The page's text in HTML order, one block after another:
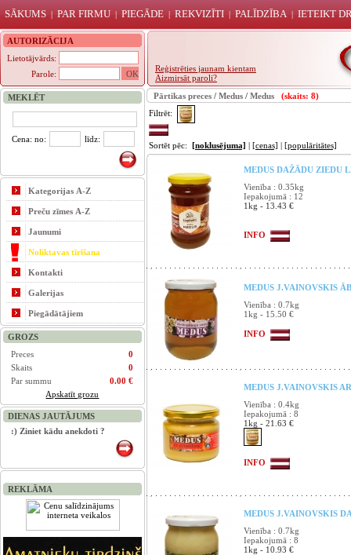
SĀKUMS | PAR FIRMU| PIEGĀDE | REKVIZĪTI | PALĪDZĪBA | IETEIKT
AUTORIZĀCIJA
Lietotājvārds:
Parole:
Reģistrēties jaunam kientam
Aizmirsāt paroli?
MEKLĒT
Cena: no: līdz:
Kategorijas A-Z
Preču zīmes A-Z
Jaunumi
Noliktavas tīrīšana
Kontakti
Galerijas
Piegādātājiem
GROZS
Preces
0
Skaits
0
Par summu
0.00 €
Apskatīt grozu
DIENAS JAUTĀJUMS
:) Ziniet kādu anekdoti ?
REKLĀMA
Pārtikas preces / Medus / Medus
(skaits: 8)
Filtrēt:
Sortēt pēc: [noklusējuma] | [cenas] | [populāritātes]
MEDUS DAŽĀDU ZIEDU
Vienība : 0.35kg
Iepakojumā : 12
1kg - 13.43 €
INFO
MEDUS J.VAINOVSKIS
Vienība : 0.7kg
1kg - 15.50 €
INFO
MEDUS J.VAINOVSKIS
Vienība : 0.4kg
Iepakojumā : 8
1kg - 21.63 €
INFO
MEDUS J.VAINOVSKIS
Vienība : 0.7kg
Iepakojumā : 8
1kg - 10.93 €